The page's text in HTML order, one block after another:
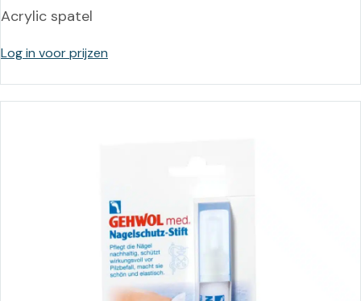
Acrylic spatel
Log in voor prijzen